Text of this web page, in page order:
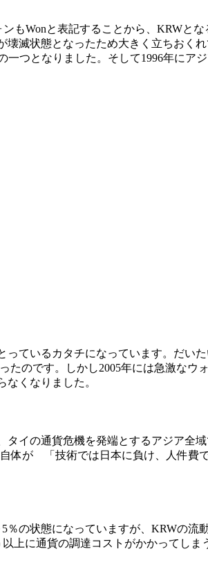
ンもWonと表記することから、KRWと
滅状態となったため大きく立ちおく
つとなりました。そして1996年にア
ているカタチになっています。だい
のです。しかし2005年には急激なウ
くなりました。
イの通貨危機を発端とするアジア全
自体が 「 技術では日本に負け、人件費
の状態になっていますが、KRWの流
上に通貨の調達コストがかかってし